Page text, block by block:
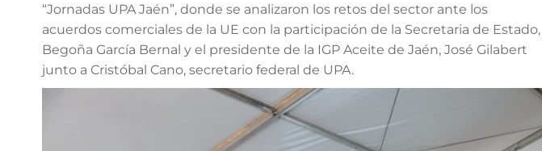
“Jornadas UPA Jaén”, donde se analizaron los retos del sector ante los
acuerdos comerciales de la UE con la participación de la Secretaria de Estado,
Begoña García Bernal y el presidente de la IGP Aceite de Jaén, José Gilabert
junto a Cristóbal Cano, secretario federal de UPA.